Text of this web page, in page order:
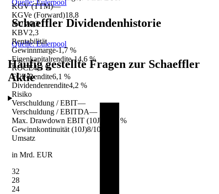
KGV (TTM)—
KGVe (Forward)18,8
KUV0,3
KBV2,3
Rentabilität
Gewinnmarge-1,7 %
Eigenkapitalrendite-14,6 %
ROCE4,3 %
FCF-Rendite6,1 %
Dividendenrendite4,2 %
Risiko
Verschuldung / EBIT—
Verschuldung / EBITDA—
Max. Drawdown EBIT (10J)
-91,8 %
Gewinnkontinuität (10J)8/10 Jahre
Umsatz
in Mrd. EUR
32
28
24
Quelle: Eulerpool
SchaefflerDividendenhistorie
Quelle: Eulerpool
Häufig gestellte Fragen zur Schaeffler
Aktie